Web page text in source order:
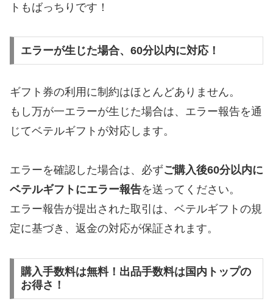
トもばっちりです！
エラーが生じた場合、60分以内に対応！
ギフト券の利用に制約はほとんどありません。
もし万が一エラーが生じた場合は、エラー報告を通
じてベテルギフトが対応します。
エラーを確認した場合は、必ずご購入後60分以内に
ベテルギフトにエラー報告を送ってください。
エラー報告が提出された取引は、ベテルギフトの規
定に基づき、返金の対応が保証されます。
購入手数料は無料！出品手数料は国内トップの
お得さ！